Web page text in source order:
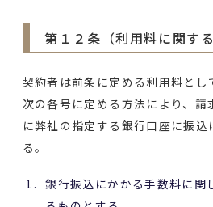
第１２条（利用料に関する
契約者は前条に定める利用料とし
次の各号に定める方法により、請
に弊社の指定する銀行口座に振込
る。
銀行振込にかかる手数料に関